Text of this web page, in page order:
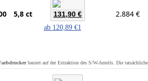
5,8 ct 131,90 €
ab 120,89 €1
2.884 €
basiert auf der Extraktion des S/W-Anteils. Die